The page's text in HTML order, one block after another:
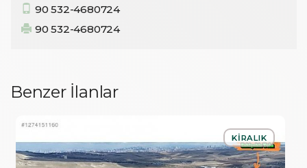
90 532-4680724
90 532-4680724
Benzer İlanlar
KIRALIK